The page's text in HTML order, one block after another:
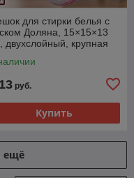
для стирки белья с
Доляна, 15×15×13
двухслойный, крупная
руб.
Купить
ещё